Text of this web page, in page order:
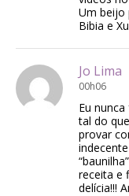
Um beijo
Bibia e
Jo Lima
00h06
Eu
tal do
provar
receita e
delícia!!!